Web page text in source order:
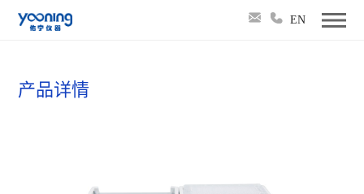
EN
产品详情
WZ-4 微孔板振荡器